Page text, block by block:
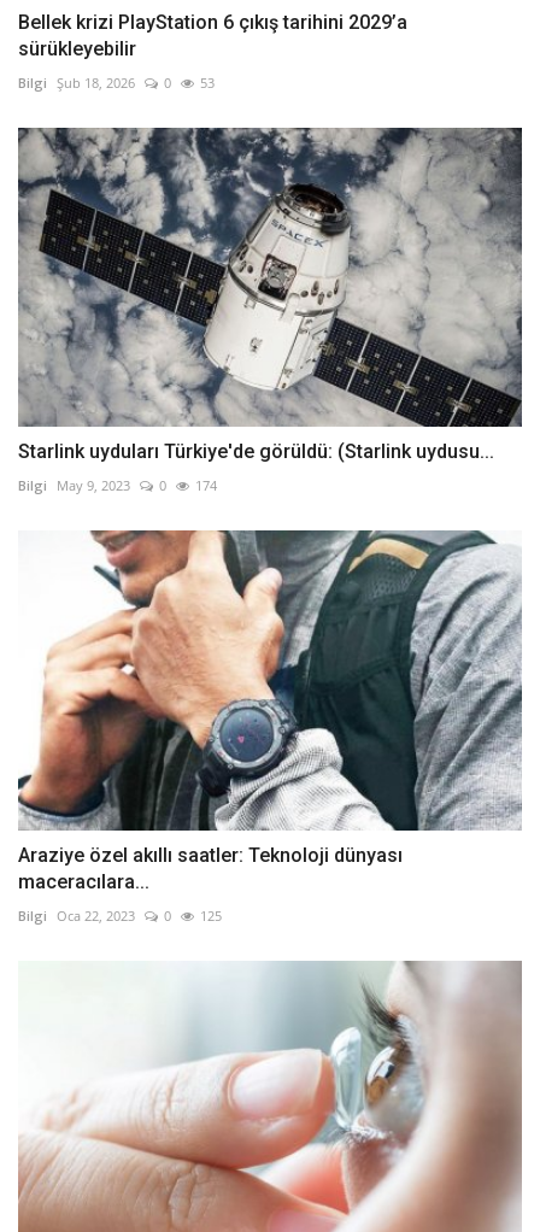
Bellek krizi PlayStation 6 çıkış tarihini 2029’a
sürükleyebilir
Bilgi Şub 18, 2026 0 53
Starlink uyduları Türkiye'de görüldü: (Starlink uydusu...
Bilgi May 9, 2023 0 174
Araziye özel akıllı saatler: Teknoloji dünyası
maceracılara...
Bilgi Oca 22, 2023 0 125